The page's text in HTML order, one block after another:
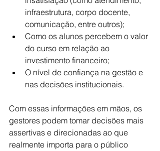
infraestrutura, corpo docente,
comunicação, entre outros);
Como os alunos percebem o valor
do curso em relação ao
investimento financeiro;
O nível de confiança na gestão e
nas decisões institucionais.
Com essas informações em mãos, os
gestores podem tomar decisões mais
assertivas e direcionadas ao que
realmente importa para o público